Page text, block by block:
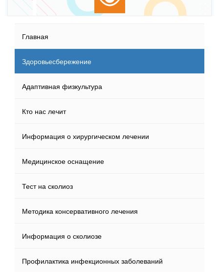
Главная
Здоровьесбережение
Адаптивная физкультура
Кто нас лечит
Информация о хирургическом лечении
Медицинское оснащение
Тест на сколиоз
Методика консервативного лечения
Информация о сколиозе
Профилактика инфекционных заболеваний